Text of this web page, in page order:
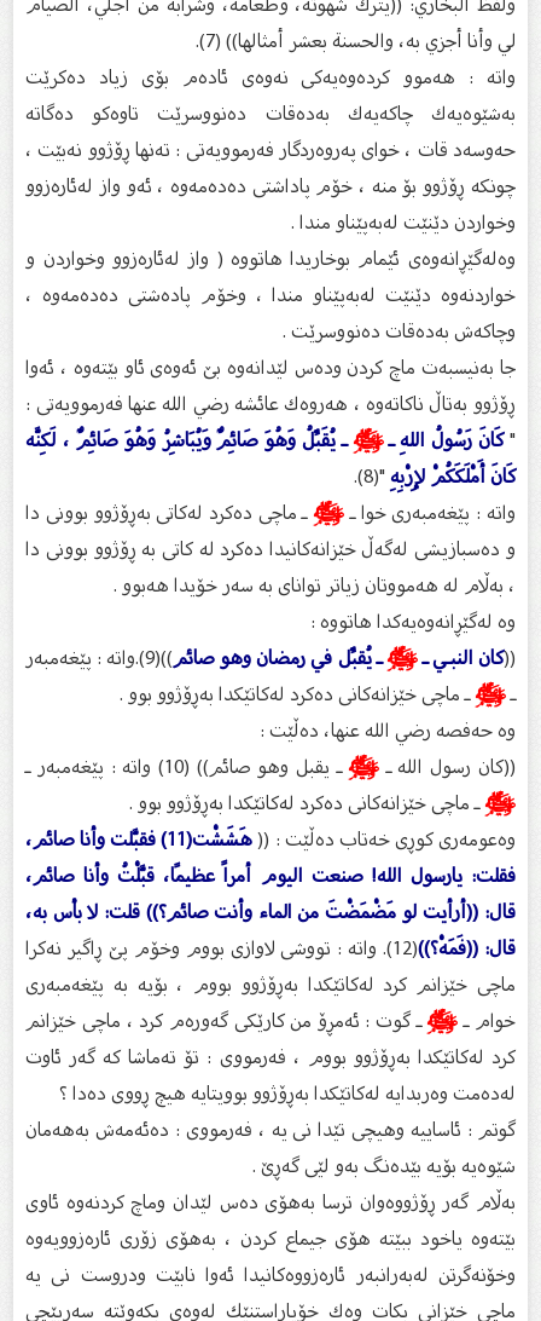
لي وأنا أجزي به، والحسنة بعشر أمثالها)) (7).
واته‌ : هه‌موو كرده‌وه‌یه‌كی نه‌وه‌ی ئاده‌م بۆی زیاد ده‌كرێت
به‌شێوه‌یه‌ك چاكه‌یه‌ك به‌ده‌قات ده‌نووسرێت تاوه‌كو ده‌گاته‌
حه‌وسه‌د قات ، خوای په‌روه‌ردگار فه‌رموویه‌تی : ته‌نها ڕۆژوو نه‌بێت ،
چونكه‌ ڕۆژوو بۆ منه‌ ، خۆم پاداشتی ده‌ده‌مه‌وه‌ ، ئه‌و واز له‌ئاره‌زوو
وخواردن دێنێت له‌به‌پێناو مندا .
وه‌له‌گێڕانه‌وه‌ی ئێمام بوخاریدا هاتووه‌ ( واز له‌ئاره‌زوو وخواردن و
خواردنه‌وه‌ دێنێت له‌به‌پێناو مندا ، وخۆم پاده‌شتی ده‌ده‌مه‌وه‌ ،
وچاكه‌ش به‌ده‌قات ده‌نووسرێت .
جا به‌نیسبه‌ت ماچ كردن وده‌س لێدانه‌وه‌ بێ ئه‌وه‌ی ئاو بێته‌وه‌ ، ئه‌وا
ڕۆژوو به‌تاڵ ناكاته‌وه‌ ، هه‌روه‌ك عائشه‌ رضي الله عنها فه‌رموویه‌تى :
كَانَ رَسُولُ اللهِ ـﷺـ يُقَبِّلُ وَهُوَ صَائِمٌ وَيُبَاشِرُ وَهُوَ صَائِمٌ ، لَكِنَّه
كَانَ أَمْلَكَكُمْ لإِرْبِهِ"(8).
واته‌ : پێغه‌مبه‌رى خوا ـﷺـ ماچی ده‌كرد له‌كاتى به‌ڕۆژوو بوونى دا
و ده‌سبازیشى له‌گه‌ڵ خێزانه‌كانیدا ده‌كرد له‌ كاتى به‌ ڕۆژوو بوونى دا
، به‌ڵام له‌ هه‌مووتان زیاتر تواناى به‌ سه‌ر خۆیدا هه‌بوو .
وه‌ له‌گێڕانه‌وه‌یه‌كدا هاتووه‌ :
كان النبـي ـﷺـ يُقبِّل في رمضان وهو صائم
))(9).واته‌ : پێغه‌مبه‌ر
ﷺـ ماچی خێزانه‌كانی ده‌كرد له‌كاتێكدا به‌ڕۆژوو بوو .
وه‌ حه‌فصه‌ رضي الله عنها، ده‌ڵێت :
((كان رسول الله ـﷺـ يقبل وهو صائم)) (10) واته‌ : پێغه‌مبه‌ر ـ
ﷺـ ماچی خێزانه‌كانی ده‌كرد له‌كاتێكدا به‌ڕۆژوو بوو .
وه‌عومه‌ری كوڕی خه‌تاب ده‌ڵێت : ((
هَشَشْت(11) فقبَّلت وأنا صائم،
فقلت: يارسول الله! صنعت اليوم أمراً عظيمًا، قبَّلْتُ وأنا صائم،
قال: ((أرأيت لو مَضْمَضْتَ من الماء وأنت صائم؟)) قلت: لا بأس به،
قال: ((فَمَهْ؟))
(12). واته‌ : تووشی لاوازی بووم وخۆم پێ ڕاگیر نه‌كرا
ماچی خێزانم كرد له‌كاتێكدا به‌ڕۆژوو بووم ، بۆیه‌ به‌ پێغه‌مبه‌ری
خوام ـﷺـ گوت : ئه‌مڕۆ من كارێكی گه‌وره‌م كرد ، ماچی خێزانم
كرد له‌كاتێكدا به‌ڕۆژوو بووم ، فه‌رمووی : تۆ ته‌ماشا كه‌ گه‌ر ئاوت
له‌ده‌مت وه‌ربدایه‌ له‌كاتێكدا به‌ڕۆژوو بوویتایه‌ هیچ ڕووی ده‌دا ؟
گوتم : ئاساییه‌ وهیچی تێدا نی یه‌ ، فه‌رمووی : ده‌ئه‌مه‌ش به‌هه‌مان
شێوه‌یه‌ بۆیه‌ بێده‌نگ به‌و لێی گه‌ڕێ .
به‌ڵام گه‌ر ڕۆژووه‌وان ترسا به‌هۆی ده‌س لێدان وماچ كردنه‌وه‌ ئاوی
بێته‌وه‌ یاخود ببێته‌ هۆی جیماع كردن ، به‌هۆی زۆری ئاره‌زوویه‌وه‌
وخۆنه‌گرتن له‌به‌رانبه‌ر ئاره‌زووه‌كانیدا ئه‌وا نابێت ودروست نی یه‌
ماچی خێزانی بكات وه‌ك خۆپاراستنێك له‌وه‌ی بكه‌وێته‌ سه‌رپێچی